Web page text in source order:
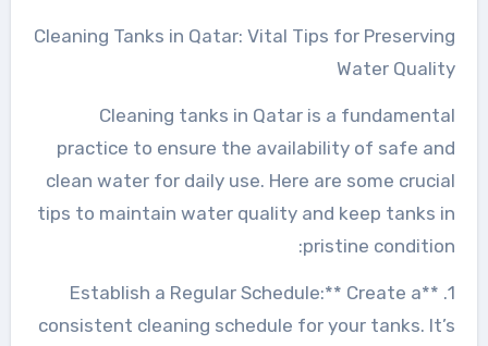
Cleaning Tanks in Qatar: Vital Tips for Preserving
Water Quality
Cleaning tanks in Qatar is a fundamental
practice to ensure the availability of safe and
clean water for daily use. Here are some crucial
tips to maintain water quality and keep tanks in
pristine condition:
1. **Establish a Regular Schedule:** Create a
consistent cleaning schedule for your tanks. It’s